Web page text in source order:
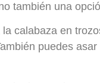
también una
calabaza en
puedes